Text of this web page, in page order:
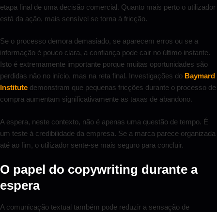
etapa final de uma decisão comercial. Quanto mais perto o utilizador
está da ação, mais sensível se torna à fricção.
Se o processo demora demasiado, se aparecem erros ou se a
informação é pouco clara, a confiança pode cair no último instante.
Isto é extremamente importante porque muitas oportunidades são
perdidas não no início, mas na reta final. Investigações do Baymard
Institute demonstram que pequenas fricções durante o processo de
compra aumentam significativamente as taxas de abandono.
A espera, neste contexto, não é apenas uma questão de tempo. É
um teste à credibilidade da empresa. Se a marca parece organizada
até ao fim, o utilizador sente-se mais seguro para concluir.
O papel do copywriting durante a
espera
A comunicação textual também pode reduzir a sensação de